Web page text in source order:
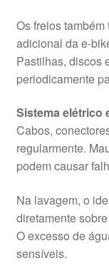
Os freios
adicional da e-
Pastilhas, discos
periodicamente
Sistema elétrico
Cabos,
regularmente.
podem causar
Na lavagem, o
diretamente
O excesso de
sensíveis.